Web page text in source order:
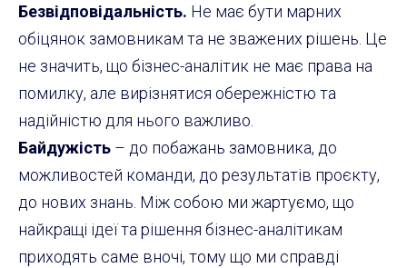
Безвідповідальність. Не має бути марних
обіцянок замовникам та не зважених рішень. Це
не значить, що бізнес-аналітик не має права на
помилку, але вирізнятися обережністю та
надійністю для нього важливо.
Байдужість – до побажань замовника, до
можливостей команди, до результатів проєкту,
до нових знань. Між собою ми жартуємо, що
найкращі ідеї та рішення бізнес-аналітикам
приходять саме вночі, тому що ми справді